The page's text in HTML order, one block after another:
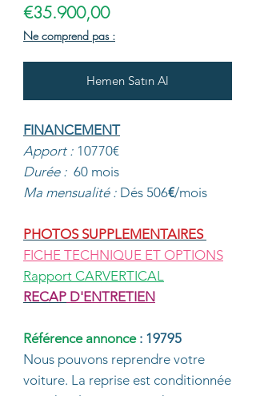
€35.900,00Fiyat
Ne comprend pas :
Hemen Satın Al
FINANCEMENT
Apport : 10770€
Durée : 60 mois
Ma mensualité : Dés 506€/mois
PHOTOS SUPPLEMENTAIRES
FICHE TECHNIQUE ET OPTIONS
Rapport CARVERTICAL
RECAP D'ENTRETIEN
Référence annonce : 19795
Nous pouvons reprendre votre
voiture. La reprise est conditionnée